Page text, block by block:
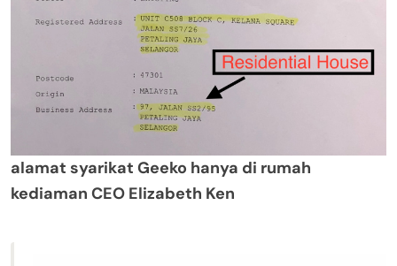
alamat syarikat Geeko hanya di rumah
kediaman CEO Elizabeth Ken